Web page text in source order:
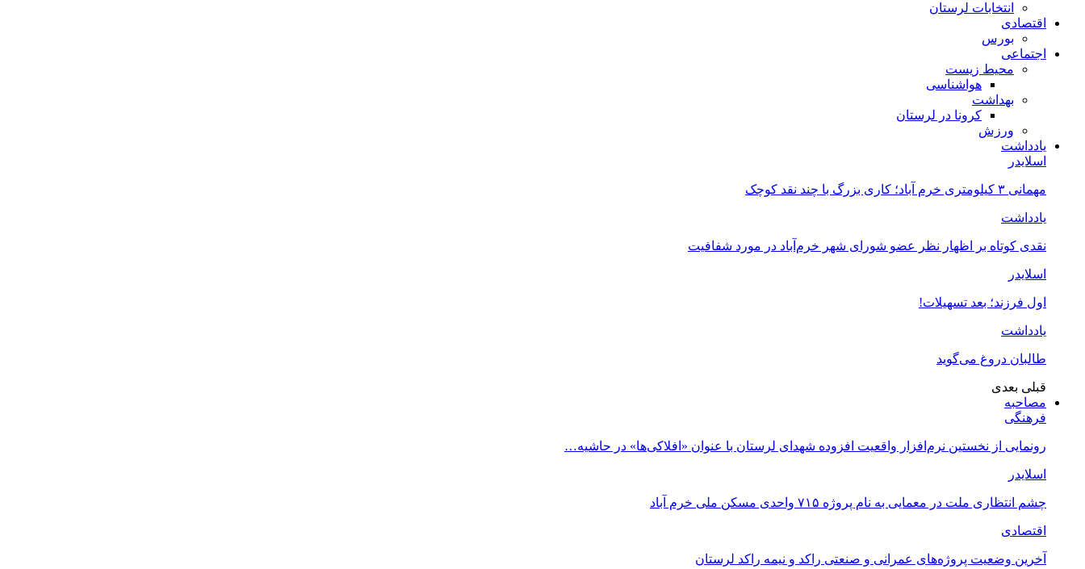
انتخابات لرستان
اقتصادی
بورس
اجتماعی
محیط زیست
هواشناسی
بهداشت
کرونا در لرستان
ورزش
یادداشت
اسلایدر
مهمانی ۳ کیلومتری خرم آباد؛ کاری بزرگ با چند نقد کوچک
یادداشت
نقدی کوتاه بر اظهار نظر عضو شورای شهر خرم‌آباد در مورد شفافیت
اسلایدر
اول فرزند؛ بعد تسهیلات!
یادداشت
طالبان دروغ می‌گوید
قبلی بعدی
مصاحبه
فرهنگی
رونمایی از نخستین نرم‌افزار واقعیت افزوده شهدای لرستان با عنوان «افلاکی‌ها» در حاشیه…
اسلایدر
چشم انتظاری ملت در معمایی به نام پروژه ۷۱۵ واحدی مسکن ملی خرم آباد
اقتصادی
آخرین وضعیت پروژه‌های عمرانی و صنعتی راکد و نیمه راکد لرستان